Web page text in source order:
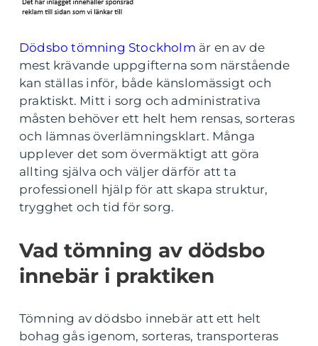
Dödsbo tömning Stockholm är en av de
mest krävande uppgifterna som närstående
kan ställas inför, både känslomässigt och
praktiskt. Mitt i sorg och administrativa
måsten behöver ett helt hem rensas, sorteras
och lämnas överlämningsklart. Många
upplever det som övermäktigt att göra
allting själva och väljer därför att ta
professionell hjälp för att skapa struktur,
trygghet och tid för sorg.
Vad tömning av dödsbo
innebär i praktiken
Tömning av dödsbo innebär att ett helt
bohag gås igenom, sorteras, transporteras